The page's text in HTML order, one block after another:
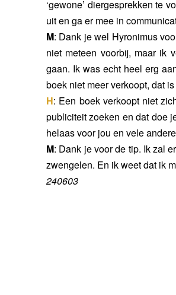
‘gewone’ diergesprekken te
uit en ga er mee in
M: Dank je wel Hyronimus
niet meteen voorbij, maar ik
gaan. Ik was echt heel erg
boek niet meer verkoopt, dat
H: Een boek verkoopt niet
publiciteit zoeken en dat doe
helaas voor jou en vele
M: Dank je voor de tip. Ik zal
zwengelen. En ik weet dat ik
240603